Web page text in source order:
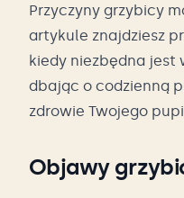
Przyczyny grzybicy
artykule znajdziesz
kiedy niezbędna jest
dbając o codzienną
zdrowie Twojego
Objawy